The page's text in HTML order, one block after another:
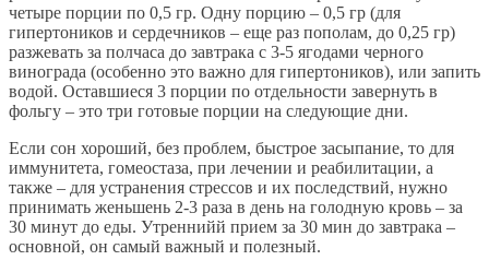
четыре порции по 0,5 гр. Одну порцию – 0,5 гр (для
гипертоников и сердечников – еще раз пополам, до 0,25 гр)
разжевать за полчаса до завтрака с 3-5 ягодами черного
винограда (особенно это важно для гипертоников), или запить
водой. Оставшиеся 3 порции по отдельности завернуть в
фольгу – это три готовые порции на следующие дни.
Если сон хороший, без проблем, быстрое засыпание, то для
иммунитета, гомеостаза, при лечении и реабилитации, а
также – для устранения стрессов и их последствий, нужно
принимать женьшень 2-3 раза в день на голодную кровь – за
30 минут до еды. Утреннийй прием за 30 мин до завтрака –
основной, он самый важный и полезный.